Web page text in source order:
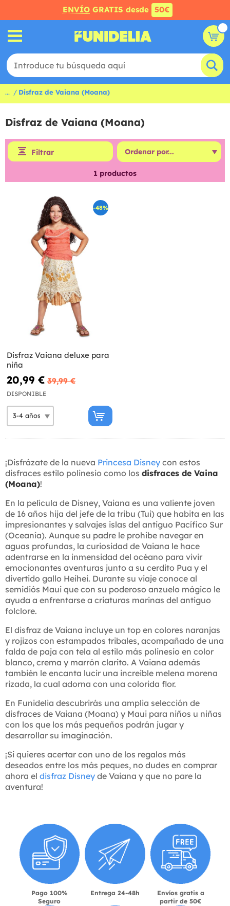
ENVÍO GRATIS desde 50€
... Disfraz de Vaiana (Moana)
Disfraz de Vaiana (Moana)
Filtrar
1 productos
-48%
Disfraz Vaiana deluxe para
niña
20,99 € 39,99 €
DISPONIBLE
¡Disfrázate de la nueva Princesa Disney con estos
disfraces estilo polinesio como los disfraces de Vaina
(Moana)!
En la película de Disney, Vaiana es una valiente joven
de 16 años hija del jefe de la tribu (Tui) que habita en las
impresionantes y salvajes islas del antiguo Pacífico Sur
(Oceanía). Aunque su padre le prohibe navegar en
aguas profundas, la curiosidad de Vaiana le hace
adentrarse en la inmensidad del océano para vivir
emocionantes aventuras junto a su cerdito Pua y el
divertido gallo Heihei. Durante su viaje conoce al
semidiós Maui que con su poderoso anzuelo mágico le
ayuda a enfrentarse a criaturas marinas del antiguo
folclore.
El disfraz de Vaiana incluye un top en colores naranjas
y rojizos con estampados tribales, acompañado de una
falda de paja con tela al estilo más polinesio en color
blanco, crema y marrón clarito. A Vaiana además
también le encanta lucir una increible melena morena
rizada, la cual adorna con una colorida flor.
En Funidelia descubrirás una amplia selección de
disfraces de Vaiana (Moana) y Maui para niños u niñas
con los que los más pequeños podrán jugar y
desarrollar su imaginación.
¡Si quieres acertar con uno de los regalos más
deseados entre los más peques, no dudes en comprar
ahora el disfraz Disney de Vaiana y que no pare la
aventura!
Pago 100%
Seguro
Entrega 24-48h
Envíos gratis a
partir de 50€